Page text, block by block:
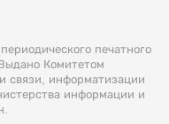
печатного
Комитетом
связи, информатизации
информации и